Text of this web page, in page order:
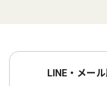
LINE・メー